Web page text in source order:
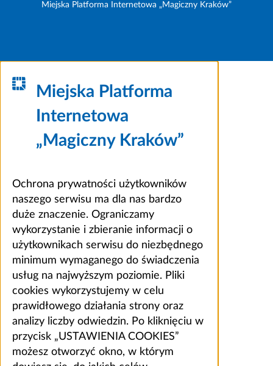
Miejska Platforma Internetowa „Magiczny Kraków”
Miejska Platforma
Internetowa
„Magiczny Kraków”
Ochrona prywatności użytkowników
naszego serwisu ma dla nas bardzo
duże znaczenie. Ograniczamy
wykorzystanie i zbieranie informacji o
użytkownikach serwisu do niezbędnego
minimum wymaganego do świadczenia
usług na najwyższym poziomie. Pliki
cookies wykorzystujemy w celu
prawidłowego działania strony oraz
analizy liczby odwiedzin. Po kliknięciu w
przycisk „USTAWIENIA COOKIES”
możesz otworzyć okno, w którym